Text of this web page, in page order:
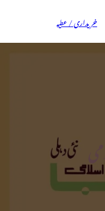
خریداری / عطیہ